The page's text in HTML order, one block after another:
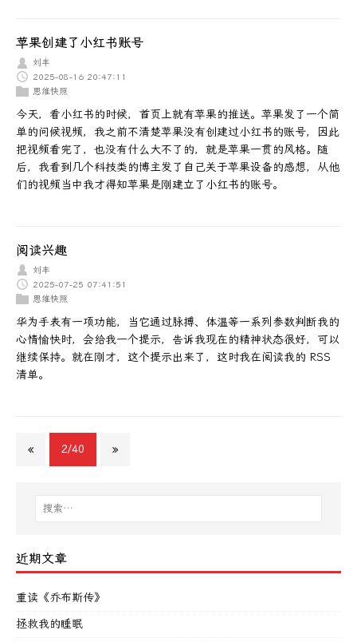
苹果创建了小红书账号
刘丰
2025-08-16 20:47:11
思维快照
今天，看小红书的时候，首页上就有苹果的推送。苹果发了一个简
单的问候视频，我之前不清楚苹果没有创建过小红书的账号，因此
把视频看完了，也没有什么大不了的，就是苹果一贯的风格。随
后，我看到几个科技类的博主发了自己关于苹果设备的感想，从他
们的视频当中我才得知苹果是刚建立了小红书的账号。
阅读兴趣
刘丰
2025-07-25 07:41:51
思维快照
华为手表有一项功能，当它通过脉搏、体温等一系列参数判断我的
心情愉快时，会给我一个提示，告诉我现在的精神状态很好，可以
继续保持。就在刚才，这个提示出来了，这时我在阅读我的 RSS
清单。
« 2/40 »
近期文章
重读《乔布斯传》
拯救我的睡眠